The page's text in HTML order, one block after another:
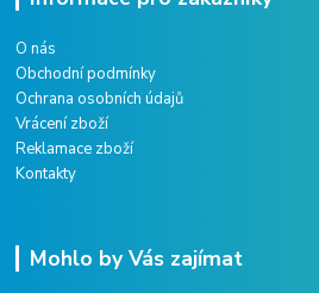
O nás
Obchodní podmínky
Ochrana osobních údajů
Vrácení zboží
Reklamace zboží
Kontakty
Mohlo by Vás zajímat